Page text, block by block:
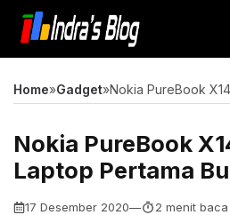
Langsung
isi
Home»Gadget»
Nokia PureBook
Laptop Pertama
17 Desember 2020— 2 menit baca